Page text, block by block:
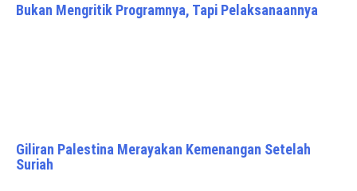
Bukan Mengritik Programnya, Tapi Pelaksanaannya
Giliran Palestina Merayakan Kemenangan Setelah
Suriah